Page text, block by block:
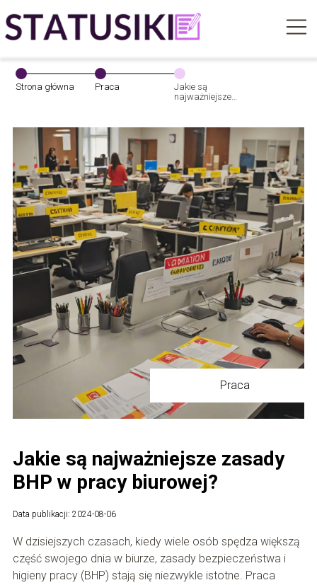
Strona główna Praca
Jakie są
najważniejsze
Praca
Jakie są najważniejsze zasady
BHP w pracy biurowej?
Data publikacji: 2024-08-06
W dzisiejszych czasach, kiedy wiele osób spędza większą
część swojego dnia w biurze, zasady bezpieczeństwa i
higieny pracy (BHP) stają się niezwykle istotne. Praca